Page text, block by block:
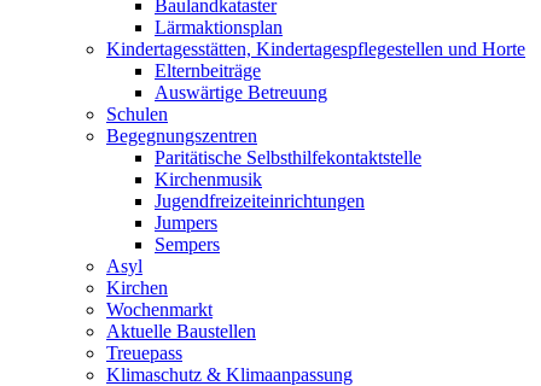
Baulandkataster
Lärmaktionsplan
Kindertagesstätten, Kindertagespflegestellen und Horte
Elternbeiträge
Auswärtige Betreuung
Schulen
Begegnungszentren
Paritätische Selbsthilfekontaktstelle
Kirchenmusik
Jugendfreizeiteinrichtungen
Jumpers
Sempers
Asyl
Kirchen
Wochenmarkt
Aktuelle Baustellen
Treuepass
Klimaschutz & Klimaanpassung